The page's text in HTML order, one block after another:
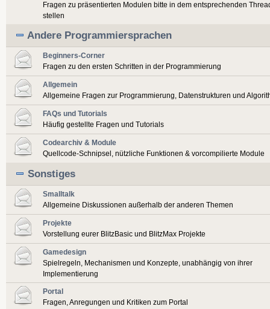
Fragen zu präsentierten Modulen bitte in dem entsprechenden
stellen
Andere Programmiersprachen
Beginners-Corner
Fragen zu den ersten Schritten in der Programmierung
Allgemein
Allgemeine Fragen zur Programmierung, Datenstrukturen und
FAQs und Tutorials
Häufig gestellte Fragen und Tutorials
Codearchiv & Module
Quellcode-Schnipsel, nützliche Funktionen & vorcompilierte Module
Sonstiges
Smalltalk
Allgemeine Diskussionen außerhalb der anderen Themen
Projekte
Vorstellung eurer BlitzBasic und BlitzMax Projekte
Gamedesign
Spielregeln, Mechanismen und Konzepte, unabhängig von ihrer
Implementierung
Portal
Fragen, Anregungen und Kritiken zum Portal